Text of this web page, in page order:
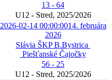
13 - 64
U12 - Stred, 2025/2026
2026-02-14 00:00:0014. februára
2026
Slávia ŠKP B.Bystrica
Piešťanské Čajočky
56 - 25
U12 - Stred, 2025/2026